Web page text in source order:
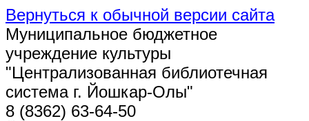
Вернуться к обычной версии сайта
Муниципальное бюджетное
учреждение культуры
"Централизованная библиотечная
система г. Йошкар-Олы"
8 (8362) 63-64-50